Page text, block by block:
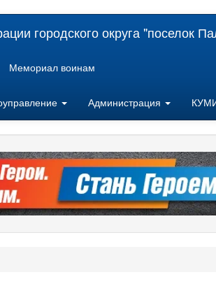
городского округа "поселок
Мемориал воинам
Администрация